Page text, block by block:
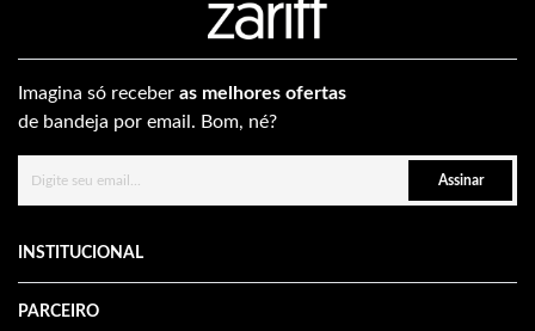
Imagina só receber as melhores ofertas
de bandeja por email. Bom, né?
Assinar
INSTITUCIONAL
PARCEIRO